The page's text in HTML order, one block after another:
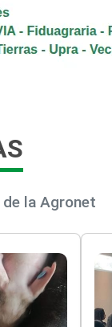
la Agronet